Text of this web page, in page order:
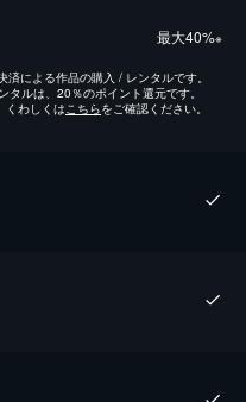
最⼤40%※
による作品の購入 / レンタルです。
ルは、20％のポイント還元です。
くわしくはこちらをご確認ください。